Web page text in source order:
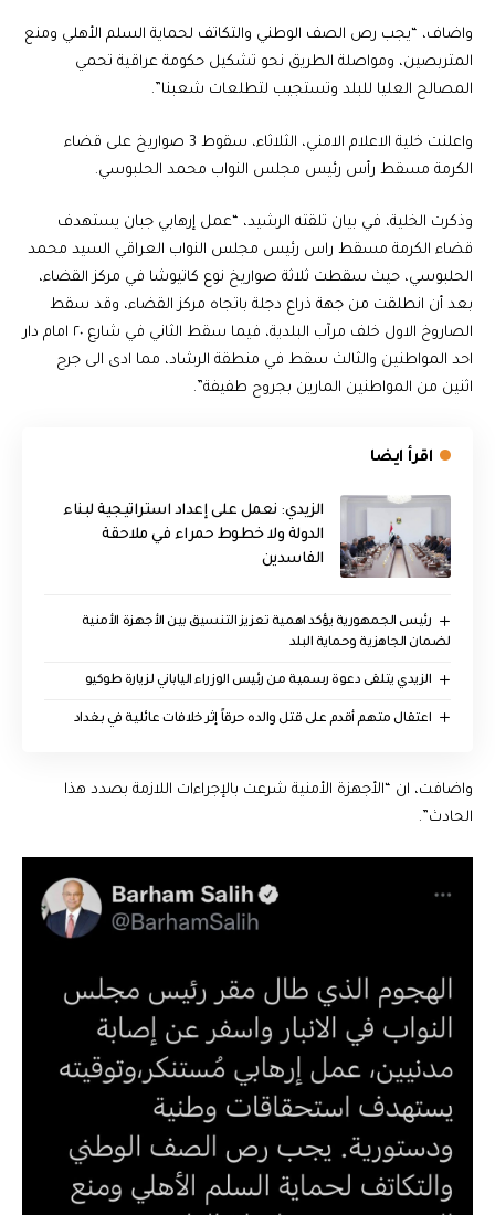
واضاف، “يجب رص الصف الوطني والتكاتف لحماية السلم الأهلي ومنع
المتربصين، ومواصلة الطريق نحو تشكيل حكومة عراقية تحمي
المصالح العليا للبلد وتستجيب لتطلعات شعبنا”.
واعلنت خلية الاعلام الامني، الثلاثاء، سقوط 3 صواريخ على قضاء
الكرمة مسقط رأس رئيس مجلس النواب محمد الحلبوسي.
وذكرت الخلية، في بيان تلقته الرشيد، “عمل إرهابي جبان يستهدف
قضاء الكرمة مسقط راس رئيس مجلس النواب العراقي السيد محمد
الحلبوسي، حيث سقطت ثلاثة صواريخ نوع كاتيوشا في مركز القضاء،
بعد أن انطلقت من جهة ذراع دجلة باتجاه مركز القضاء، وقد سقط
الصاروخ الاول خلف مرآب البلدية، فيما سقط الثاني في شارع ٢٠ امام دار
احد المواطنين والثالث سقط في منطقة الرشاد، مما ادى الى جرح
اثنين من المواطنين المارين بجروح طفيفة”.
اقرأ ايضا
الزيدي: نعمل على إعداد استراتيجية لبناء
الدولة ولا خطوط حمراء في ملاحقة
الفاسدين
رئيس الجمهورية يؤكد اهمية تعزيز التنسيق بين الأجهزة الأمنية
لضمان الجاهزية وحماية البلد
الزيدي يتلقى دعوة رسمية من رئيس الوزراء الياباني لزيارة طوكيو
اعتقال متهم أقدم على قتل والده حرقاً إثر خلافات عائلية في بغداد
واضافت، ان “الأجهزة الأمنية شرعت بالإجراءات اللازمة بصدد هذا
الحادث”.